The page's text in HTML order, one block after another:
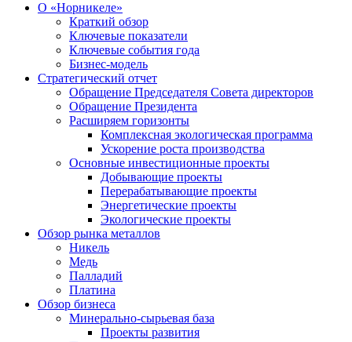
О «Норникеле»
Краткий обзор
Ключевые показатели
Ключевые события года
Бизнес-модель
Стратегический отчет
Обращение Председателя Совета директоров
Обращение Президента
Расширяем горизонты
Комплексная экологическая программа
Ускорение роста производства
Основные инвестиционные проекты
Добывающие проекты
Перерабатывающие проекты
Энергетические проекты
Экологические проекты
Обзор рынка металлов
Никель
Медь
Палладий
Платина
Обзор бизнеса
Минерально-сырьевая база
Проекты развития